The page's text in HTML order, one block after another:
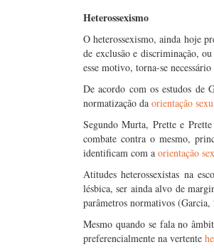
Heterossexismo
O heterossexismo, ainda hoje
de exclusão e discriminação,
esse motivo, torna-se
De acordo com os estudos de
normatização da orientação
Segundo Murta, Prette e
combate contra o mesmo,
identificam com a orientação
Atitudes heterossexistas na
lésbica, ser ainda alvo de
parâmetros normativos (Garcia,
Mesmo quando se fala no
preferencialmente na vertente